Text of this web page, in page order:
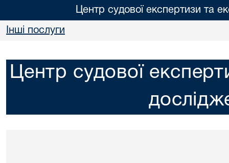
Центр судової експертизи та
Інші послуги
Центр судової